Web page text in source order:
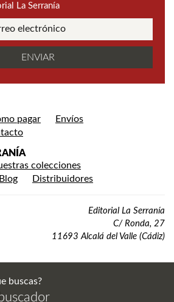
La Serranía
pagar
Envíos
colecciones
Blog Distribuidores
Editorial La Serranía
C/ Ronda, 27
11693 Alcalá del Valle (Cádiz)
buscas?